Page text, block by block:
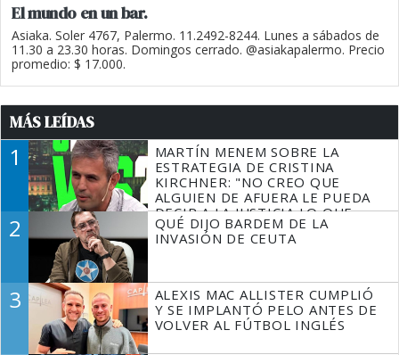
El mundo en un bar.
Asiaka. Soler 4767, Palermo. 11.2492-8244. Lunes a sábados de
11.30 a 23.30 horas. Domingos cerrado. @asiakapalermo. Precio
promedio: $ 17.000.
MÁS LEÍDAS
1
MARTÍN MENEM SOBRE LA
ESTRATEGIA DE CRISTINA
KIRCHNER: "NO CREO QUE
ALGUIEN DE AFUERA LE PUEDA
DECIR A LA JUSTICIA LO QUE
TIENE QUE HACER"
2
QUÉ DIJO BARDEM DE LA
INVASIÓN DE CEUTA
3
ALEXIS MAC ALLISTER CUMPLIÓ
Y SE IMPLANTÓ PELO ANTES DE
VOLVER AL FÚTBOL INGLÉS